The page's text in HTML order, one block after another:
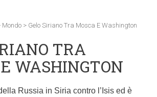
Mondo > Gelo Siriano Tra Mosca E Washington
TRA
WASHINGTON
Russia in Siria contro l’Isis ed è